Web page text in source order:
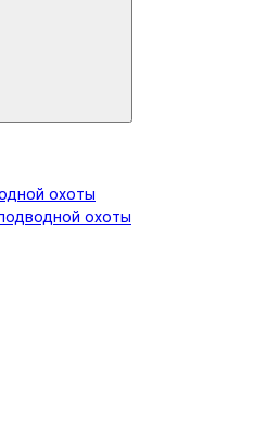
охоты
охоты